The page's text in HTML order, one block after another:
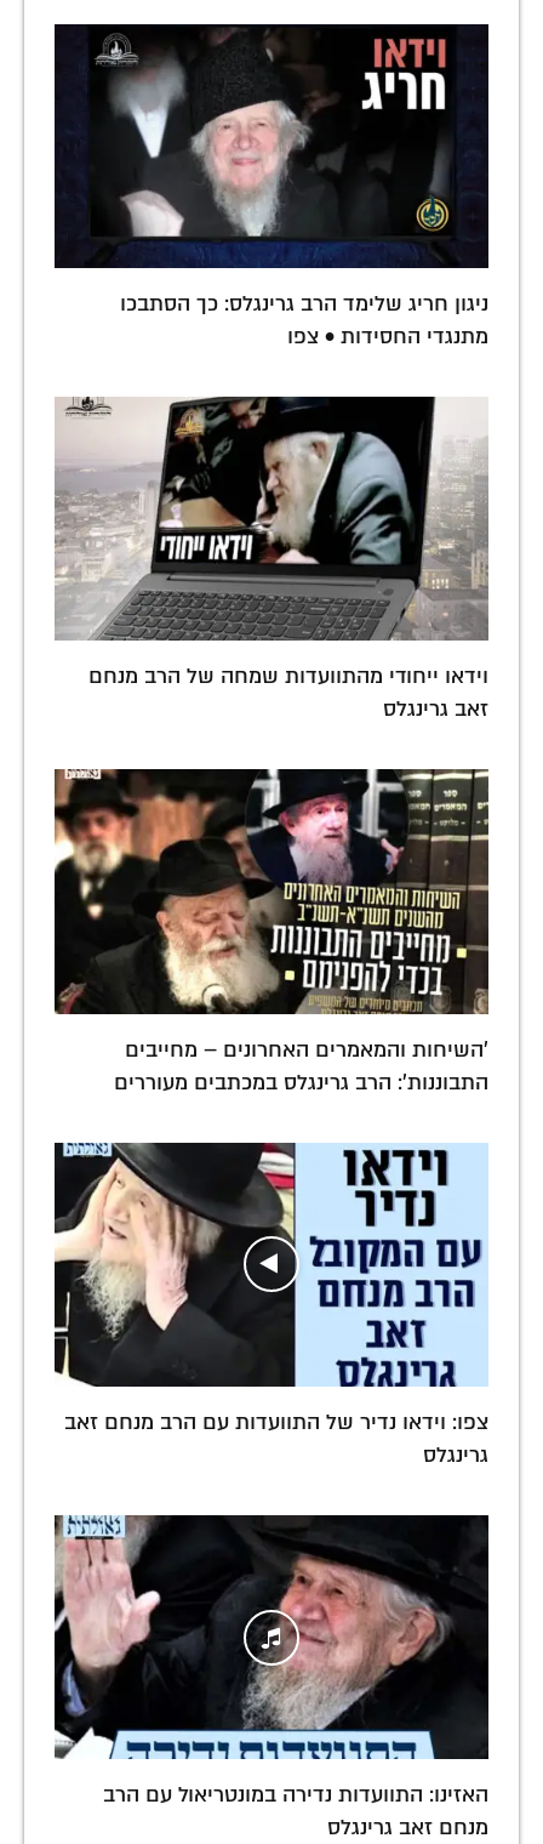
ניגון חריג שלימד הרב גרינגלס: כך הסתבכו
מתנגדי החסידות • צפו
וידאו ייחודי מהתוועדות שמחה של הרב מנחם
זאב גרינגלס
'השיחות והמאמרים האחרונים – מחייבים
התבוננות': הרב גרינגלס במכתבים מעוררים
צפו: וידאו נדיר של התוועדות עם הרב מנחם זאב
גרינגלס
האזינו: התוועדות נדירה במונטריאול עם הרב
מנחם זאב גרינגלס